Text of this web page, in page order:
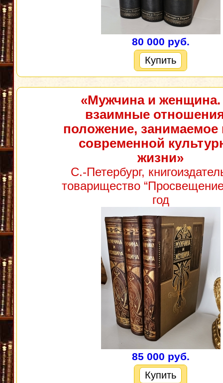
80 000 руб.
Купить
«Мужчина и
взаимные
положение, занимаемое
современной
жизни»
С.-Петербург,
товарищество
год
85 000 руб.
Купить